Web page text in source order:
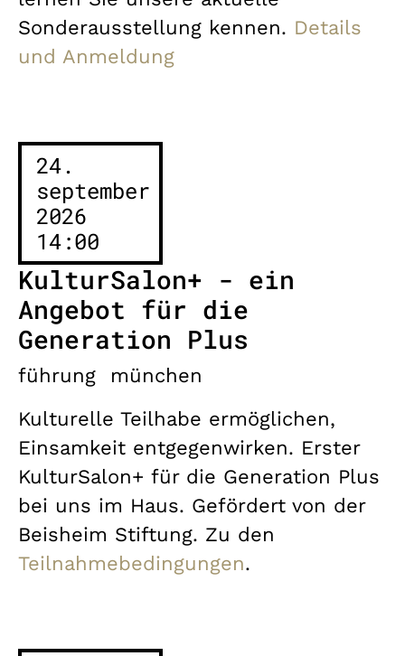
Sonderausstellung kennen. Details
und Anmeldung
24.
september
2026
14:00
KulturSalon+ - ein
Angebot für die
Generation Plus
führung
münchen
Kulturelle Teilhabe ermöglichen,
Einsamkeit entgegenwirken. Erster
KulturSalon+ für die Generation Plus
bei uns im Haus. Gefördert von der
Beisheim Stiftung. Zu den
Teilnahmebedingungen.